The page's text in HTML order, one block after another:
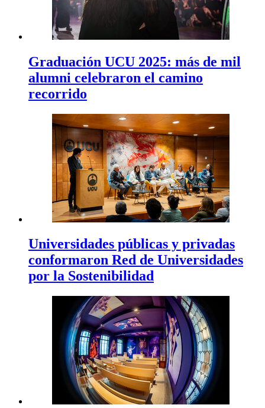
Graduación UCU 2025: más de mil
alumni celebraron el camino
recorrido
Universidades públicas y privadas
conformaron Red de Universidades
por la Sostenibilidad